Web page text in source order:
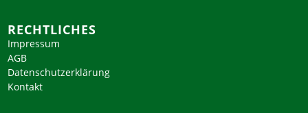
RECHTLICHES
Impressum
AGB
Datenschutzerklärung
Kontakt